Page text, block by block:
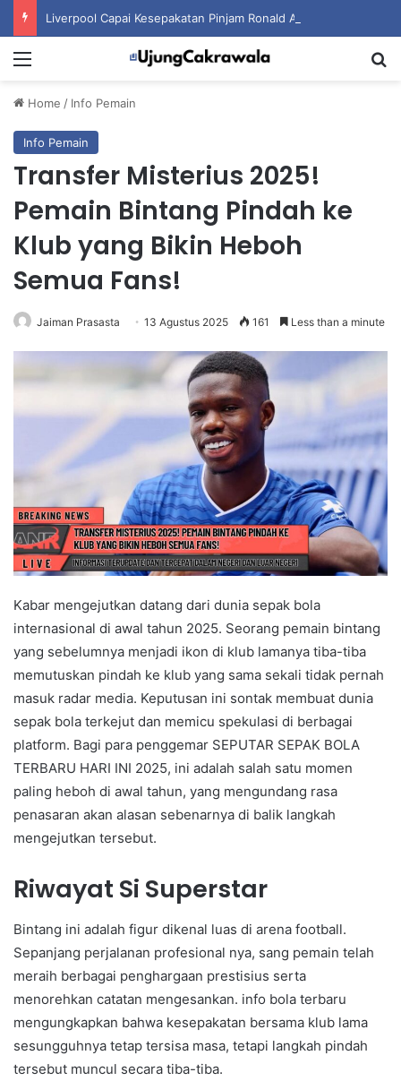
Home / Info Pemain
Info Pemain
Transfer Misterius 2025!
Pemain Bintang Pindah ke
Klub yang Bikin Heboh
Semua Fans!
Jaiman Prasasta 13 Agustus 2025 161 Less than a minute
Kabar mengejutkan datang dari dunia sepak bola
internasional di awal tahun 2025. Seorang pemain bintang
yang sebelumnya menjadi ikon di klub lamanya tiba-tiba
memutuskan pindah ke klub yang sama sekali tidak pernah
masuk radar media. Keputusan ini sontak membuat dunia
sepak bola terkejut dan memicu spekulasi di berbagai
platform. Bagi para penggemar SEPUTAR SEPAK BOLA
TERBARU HARI INI 2025, ini adalah salah satu momen
paling heboh di awal tahun, yang mengundang rasa
penasaran akan alasan sebenarnya di balik langkah
mengejutkan tersebut.
Riwayat Si Superstar
Bintang ini adalah figur dikenal luas di arena football.
Sepanjang perjalanan profesional nya, sang pemain telah
meraih berbagai penghargaan prestisius serta
menorehkan catatan mengesankan. info bola terbaru
mengungkapkan bahwa kesepakatan bersama klub lama
sesungguhnya tetap tersisa masa, tetapi langkah pindah
tersebut muncul secara tiba-tiba.